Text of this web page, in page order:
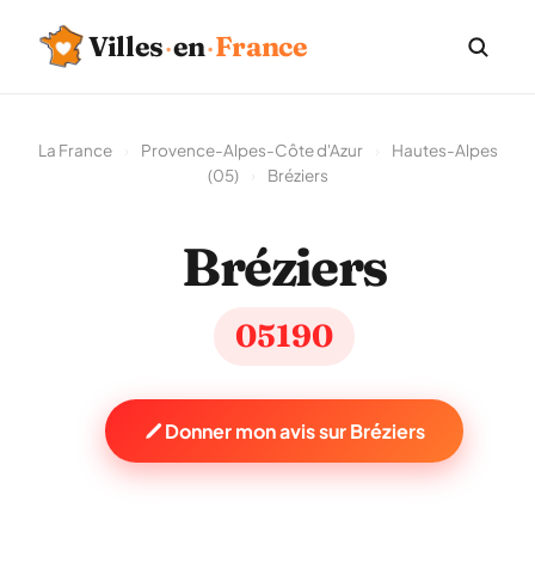
Villes·en·France
La France Provence-Alpes-Côte d'Azur
Hautes-Alpes
(05)
Bréziers
Bréziers
05190
Donner mon avis sur Bréziers